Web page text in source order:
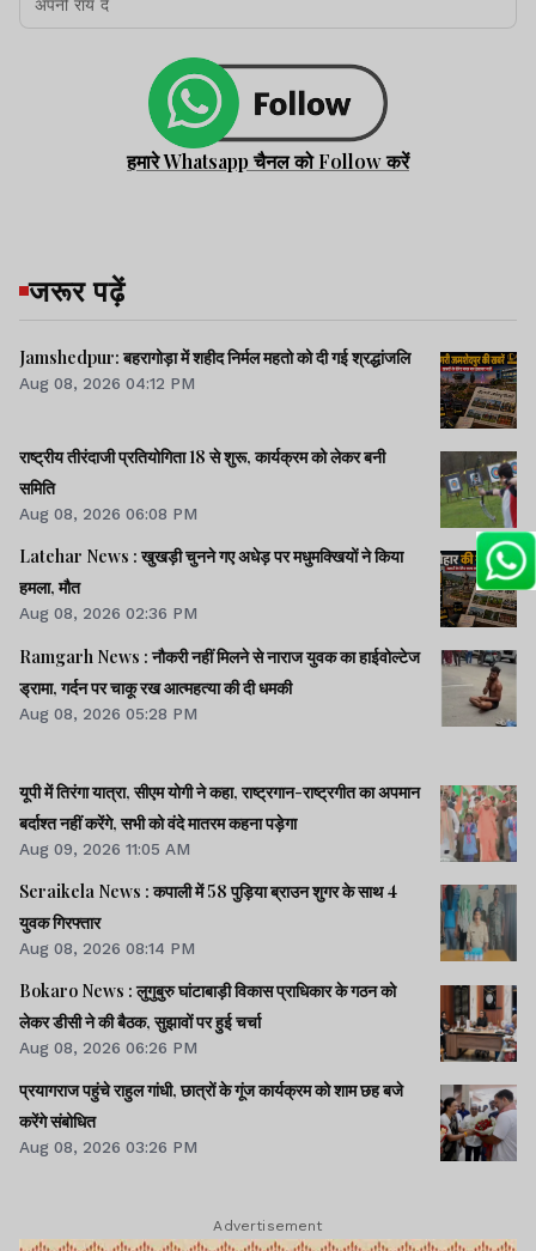
हमारे Whatsapp चैनल को Follow करें
जरूर पढ़ें
Jamshedpur: बहरागोड़ा में शहीद निर्मल महतो को दी गई श्रद्धांजलि
Aug 08, 2026 04:12 PM
राष्ट्रीय तीरंदाजी प्रतियोगिता 18 से शुरू, कार्यक्रम को लेकर बनी
समिति
Aug 08, 2026 06:08 PM
Latehar News : खुखड़ी चुनने गए अधेड़ पर मधुमक्खियों ने किया
हमला, मौत
Aug 08, 2026 02:36 PM
Ramgarh News : नौकरी नहीं मिलने से नाराज युवक का हाईवोल्टेज
ड्रामा, गर्दन पर चाकू रख आत्महत्या की दी धमकी
Aug 08, 2026 05:28 PM
यूपी में तिरंगा यात्रा, सीएम योगी ने कहा, राष्ट्रगान-राष्ट्रगीत का अपमान
बर्दाश्त नहीं करेंगे, सभी को वंदे मातरम कहना पड़ेगा
Aug 09, 2026 11:05 AM
Seraikela News : कपाली में 58 पुड़िया ब्राउन शुगर के साथ 4
युवक गिरफ्तार
Aug 08, 2026 08:14 PM
Bokaro News : लुगुबुरु घांटाबाड़ी विकास प्राधिकार के गठन को
लेकर डीसी ने की बैठक, सुझावों पर हुई चर्चा
Aug 08, 2026 06:26 PM
प्रयागराज पहुंचे राहुल गांधी, छात्रों के गूंज कार्यक्रम को शाम छह बजे
करेंगे संबोधित
Aug 08, 2026 03:26 PM
Advertisement